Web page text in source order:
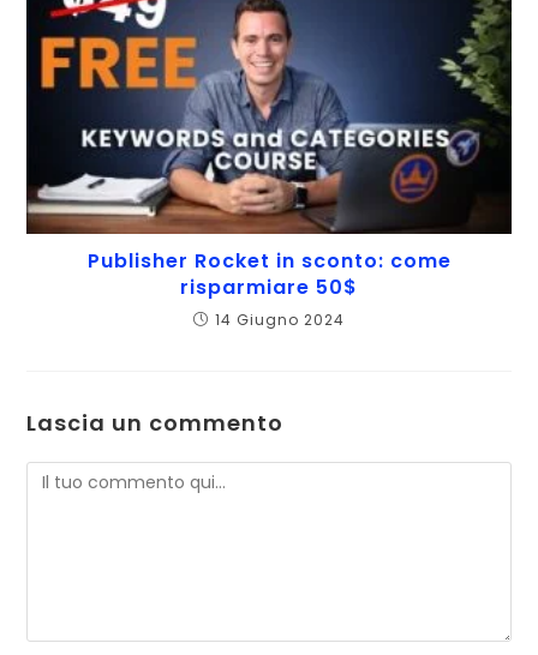
Publisher Rocket in sconto: come
risparmiare 50$
14 Giugno 2024
Lascia un commento